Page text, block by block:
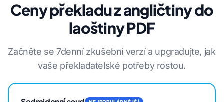
Ceny překladu z angličtiny do
laoštiny PDF
Začněte se 7denní zkušební verzí a upgradujte, jak
vaše překladatelské potřeby rostou.